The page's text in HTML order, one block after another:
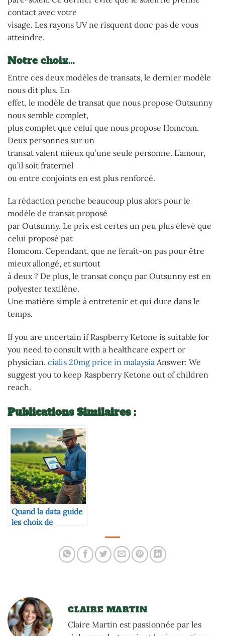
contact avec votre
visage. Les rayons UV ne risquent donc pas de vous
atteindre.
Notre choix…
Entre ces deux modèles de transats, le dernier modèle
nous dit plus. En
effet, le modèle de transat que nous propose Outsunny
nous semble complet,
plus complet que celui que nous propose Homcom.
Deux personnes sur un
transat valent mieux qu’une seule personne. L’amour,
qu’il soit fraternel
ou entre conjoints en est plus renforcé.
La rédaction penche beaucoup plus alors pour le
modèle de transat proposé
par Outsunny. Le prix est certes un peu plus élevé que
celui proposé pat
Homcom. Cependant, que ne ferait-on pas pour être
mieux allongé, et surtout
à deux ? De plus, le transat conçu par Outsunny est en
polyester textilène.
Une matière simple à entretenir et qui dure dans le
temps.
If you are uncertain if Raspberry Ketone is suitable for
you need to consult with a healthcare expert or
physician. cialis 20mg price in malaysia Answer: We
suggest you to keep Raspberry Ketone out of children
reach.
Publications Similaires :
Quand la data guide
les choix de
CLAIRE MARTIN
Claire Martin est passionnée par les